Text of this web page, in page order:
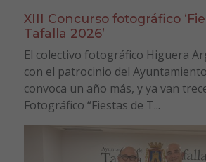
XIII Concurso fotográfico
Tafalla 2026’
El colectivo fotográfico Higuera
con el patrocinio del
convoca un año más, y ya van
Fotográfico “Fiestas de T...